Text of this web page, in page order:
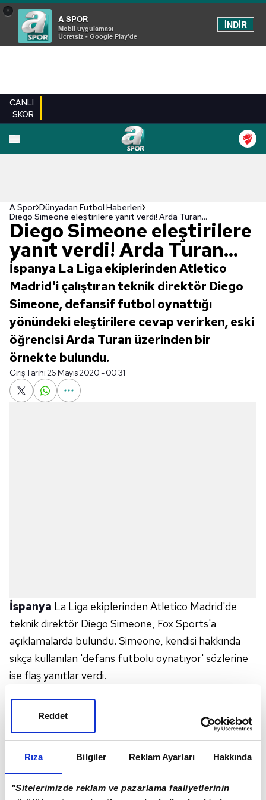
Rıza Bilgiler Reklam Ayarları Hakkında
"Sitelerimizde reklam ve pazarlama faaliyetlerinin
Reddet
×
A SPOR
Mobil uygulaması
Ücretsiz - Google Play'de
İNDİR
CANLI
SKOR
A Spor Dünyadan Futbol Haberleri
Diego Simeone eleştirilere yanıt verdi! Arda Turan...
Diego Simeone eleştirilere
yanıt verdi! Arda Turan...
İspanya La Liga ekiplerinden Atletico
Madrid'i çalıştıran teknik direktör Diego
Simeone, defansif futbol oynattığı
yönündeki eleştirilere cevap verirken, eski
öğrencisi Arda Turan üzerinden bir
örnekte bulundu.
Giriş Tarihi:26 Mayıs 2020 - 00:31
İspanya La Liga ekiplerinden Atletico Madrid'de
teknik direktör Diego Simeone, Fox Sports'a
açıklamalarda bulundu. Simeone, kendisi hakkında
sıkça kullanılan 'defans futbolu oynatıyor' sözlerine
ise flaş yanıtlar verdi.
getiren Simeone, "Herkes bizim defansif bir oyun
oynadığımızı söylüyor. Hergün harika oyuncuları
görüyoruz ancak bunların çok azı defans yapmayı
biliyor. Kazananlar, iyi defans yapan takımlardır. Bu
işin anahtarı defans. Büyük takımlar iyi hücum
oyuncularına sahip olabilir ancak önemli olan nasıl